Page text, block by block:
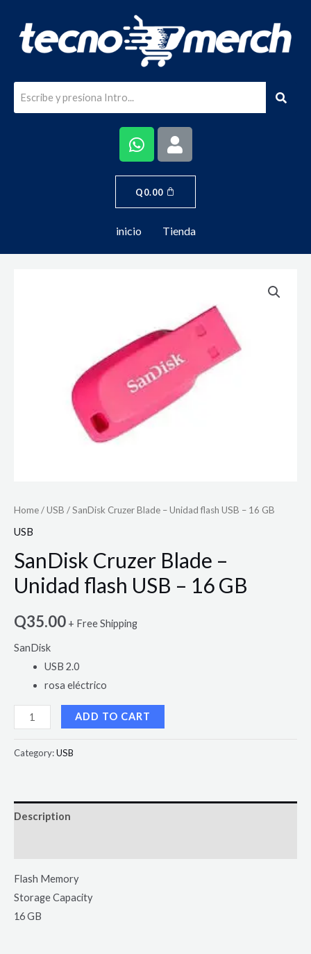
Q0.00
inicio Tienda
Home/USB / SanDisk Cruzer Blade – Unidad flash USB – 16 GB
USB
SanDisk Cruzer Blade –
Unidad flash USB – 16 GB
Q35.00 + Free Shipping
SanDisk
USB 2.0
rosa eléctrico
ADD TO CART
Category:USB
Description
Flash Memory
Storage Capacity
16 GB